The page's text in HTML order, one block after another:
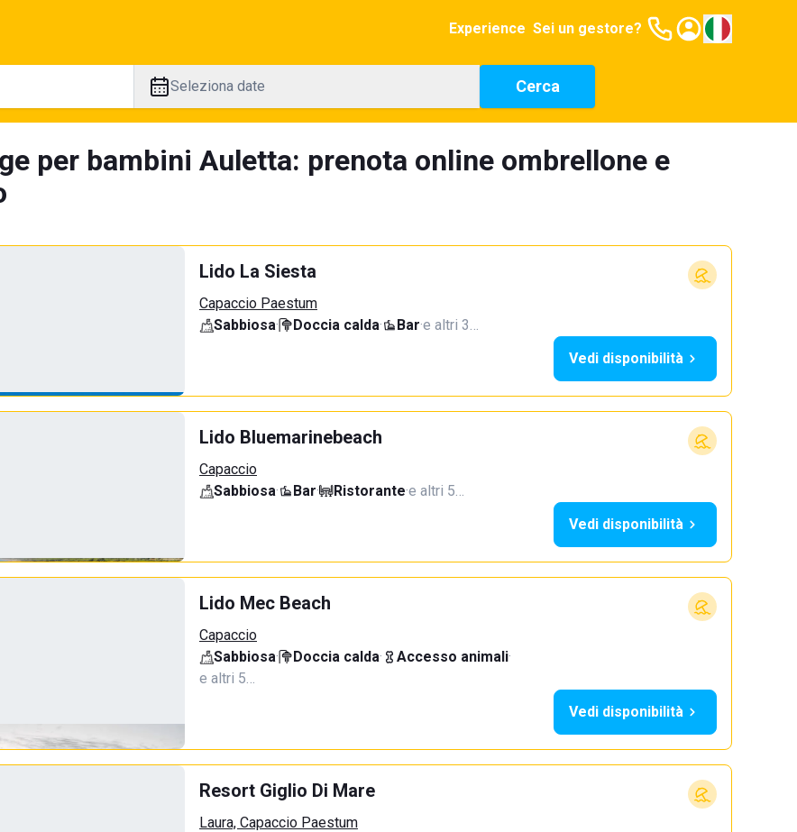
Experience Sei un gestore?
Seleziona date Cerca
per bambini Auletta: prenota online ombrellone e
Lido La Siesta
Capaccio Paestum
Sabbiosa· Doccia calda· Bar·e altri 3…
Vedi disponibilità
Lido Bluemarinebeach
Capaccio
Sabbiosa· Bar· Ristorante·e altri 5…
Vedi disponibilità
Lido Mec Beach
Capaccio
Sabbiosa· Doccia calda· Accesso animali·
e altri 5…
Vedi disponibilità
Resort Giglio Di Mare
Laura, Capaccio Paestum